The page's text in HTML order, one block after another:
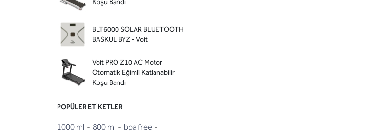
Koşu Bandı
BLT6000 SOLAR BLUETOOTH
BASKUL BYZ - Voit
Voit PRO Z10 AC Motor
Otomatik Eğimli Katlanabilir
Koşu Bandı
POPÜLER ETIKETLER
1000 ml - 800 ml - bpa free -